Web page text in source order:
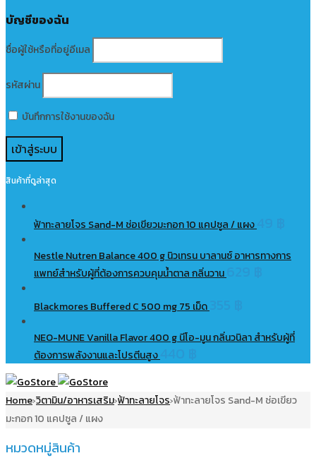
บัญชีของฉัน
ชื่อผู้ใช้หรือที่อยู่อีเมล
รหัสผ่าน
บันทึกการใช้งานของฉัน
สินค้าที่ดูล่าสุด
ฟ้าทะลายโจร Sand-M ช่อเขียวมะกอก 10 แคปซูล / แผง
Nestle Nutren Balance 400 g นิวเทรน บาลานซ์ อาหารทางการ
แพทย์สำหรับผู้ที่ต้องการควบคุมน้ำตาล กลิ่นวาน
Blackmores Buffered C 500 mg 75 เม็ด
NEO-MUNE Vanilla Flavor 400 g นีโอ-มูน กลิ่นวนิลา สำหรับผู้ที่
ต้องการพลังงานและโปรตีนสูง
Home›วิตามิน/อาหารเสริม›ฟ้าทะลายโจร›ฟ้าทะลายโจร Sand-M ช่อเขียว
มะกอก 10 แคปซูล / แผง
หมวดหมู่สินค้า